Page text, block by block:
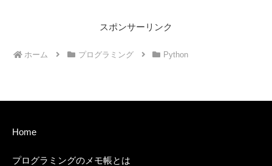
スポンサーリンク
ホーム プログラミング Python
Home
プログラミングのメモ帳とは